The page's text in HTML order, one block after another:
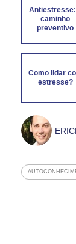
caminho
preventivo
Como lidar
estresse?